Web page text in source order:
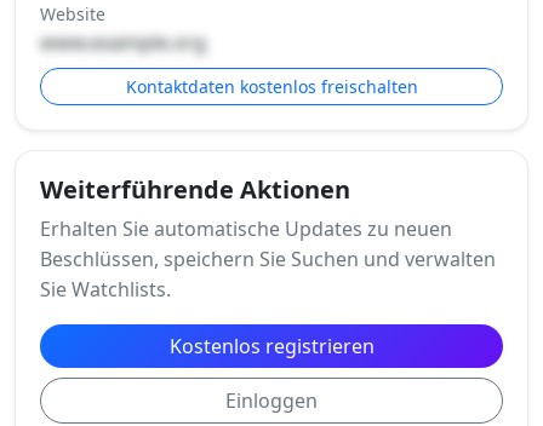
Website
www.example.org
Kontaktdaten kostenlos freischalten
Weiterführende Aktionen
Erhalten Sie automatische Updates zu neuen
Beschlüssen, speichern Sie Suchen und verwalten
Sie Watchlists.
Kostenlos registrieren
Einloggen